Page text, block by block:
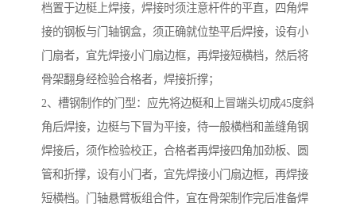
档置于边梃上焊接，焊接时须注意杆件的平直，四角焊
接的钢板与门轴钢盒，须正确就位垫平后焊接，设有小
门扇者，宜先焊接小门扇边框，再焊接短横档，然后将
骨架翻身经检验合格者，焊接折撑；
2、槽钢制作的门型：应先将边梃和上冒端头切成45度斜
角后焊接，边梃与下冒为平接，待一般横档和盖缝角钢
焊接后，须作检验校正，合格者再焊接四角加劲板、圆
管和折撑，设有小门者，宜先焊接小门扇边框，再焊接
短横档。门轴悬臂板组合件，宜在骨架制作完后准备焊